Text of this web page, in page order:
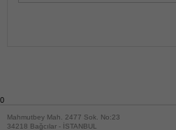
0
Mahmutbey Mah. 2477 Sok. No:23
34218 Bağcılar - İSTANBUL